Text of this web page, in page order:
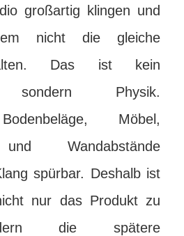
großartig klingen und
nicht die gleiche
Das ist kein
sondern Physik.
Möbel,
Wandabstände
spürbar. Deshalb ist
nur das Produkt zu
die spätere